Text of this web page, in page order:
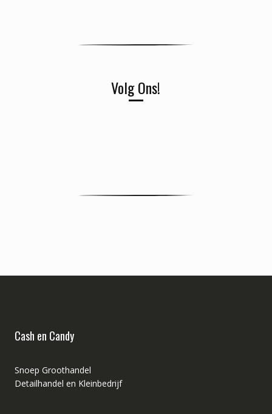
Volg Ons!
Cash en Candy
Snoep Groothandel
Detailhandel en Kleinbedrijf